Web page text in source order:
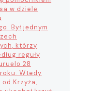
w dziele
Był jednym
którzy
reguły
28
Wtedy
od Krzyża,